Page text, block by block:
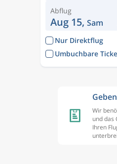
Abflug
Aug 15, Sam
Nur Direktflug
Umbuchbare
Wir
und das
Ihren